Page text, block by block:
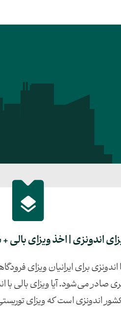
اندونزی | اخذ ویزای بالی +
برای ایرانیان ویزای
می‌شود. آیا ویزای بالی با
اندونزی است که ویزای